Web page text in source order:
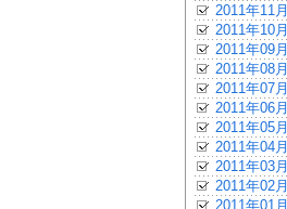
2011年11月
2011年10月
2011年09月
2011年08月
2011年07月
2011年06月
2011年05月
2011年04月
2011年03月
2011年02月
2011年01月